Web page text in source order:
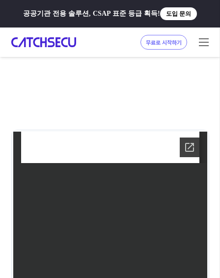
공공기관 전용 솔루션, CSAP 표준 등급 획득! 도입 문의
무료로 시작하기